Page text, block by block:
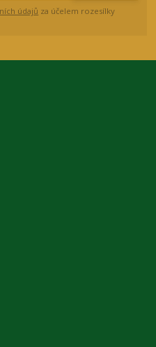
údajů za účelem rozesílky